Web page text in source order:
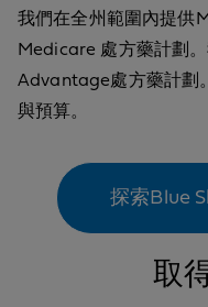
我們在全州範圍內提供
Medicare 處方藥計劃
Advantage處方藥計劃
與預算。
探索Blue
取